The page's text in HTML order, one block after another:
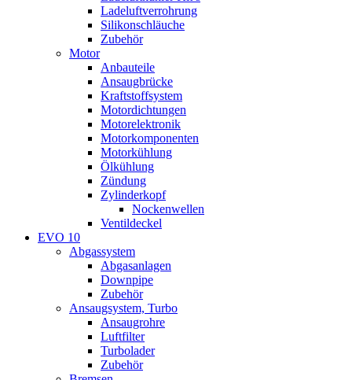
Ladeluftverrohrung
Silikonschläuche
Zubehör
Motor
Anbauteile
Ansaugbrücke
Kraftstoffsystem
Motordichtungen
Motorelektronik
Motorkomponenten
Motorkühlung
Ölkühlung
Zündung
Zylinderkopf
Nockenwellen
Ventildeckel
EVO 10
Abgassystem
Abgasanlagen
Downpipe
Zubehör
Ansaugsystem, Turbo
Ansaugrohre
Luftfilter
Turbolader
Zubehör